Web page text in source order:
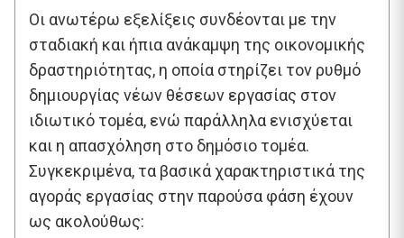
Οι ανωτέρω εξελίξεις συνδέονται με την
σταδιακή και ήπια ανάκαμψη της οικονομικής
δραστηριότητας, η οποία στηρίζει τον ρυθμό
δημιουργίας νέων θέσεων εργασίας στον
ιδιωτικό τομέα, ενώ παράλληλα ενισχύεται
και η απασχόληση στο δημόσιο τομέα.
Συγκεκριμένα, τα βασικά χαρακτηριστικά της
αγοράς εργασίας στην παρούσα φάση έχουν
ως ακολούθως: